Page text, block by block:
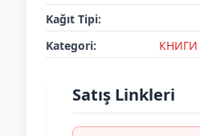
Kağıt Tipi:
Kategori:
Satış Linkleri